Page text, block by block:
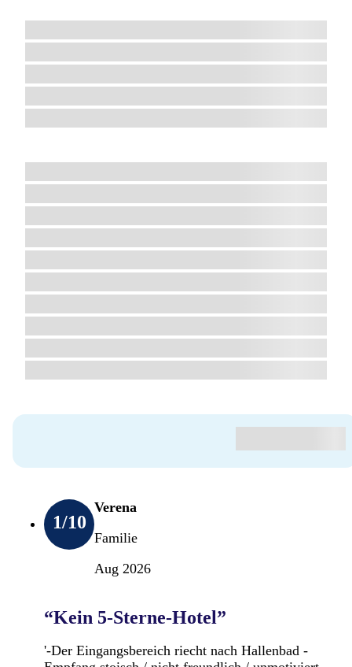
1/10
Verena
Familie
Aug 2026
“Kein 5-Sterne-Hotel”
'-Der Eingangsbereich riecht nach Hallenbad -